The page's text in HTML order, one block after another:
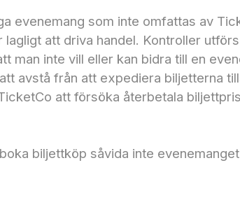
evenemang som inte omfattas av
att driva handel. Kontroller
man inte vill eller kan bidra till en
avstå från att expediera biljetterna
att försöka återbetala
biljettköp såvida inte